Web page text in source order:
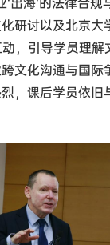
研讨以及北京大
，引导学员理解
文化沟通与国际
，课后学员依旧